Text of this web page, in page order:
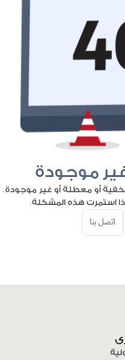
موجودة
أو معطلة أو غير موجودة.
استمرت هذه المشكلة.
اتصل بنا